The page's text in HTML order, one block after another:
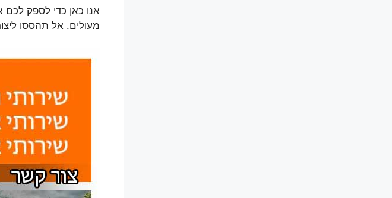
אנו כאן כדי לספק לכם
מעולים. אל תהססו